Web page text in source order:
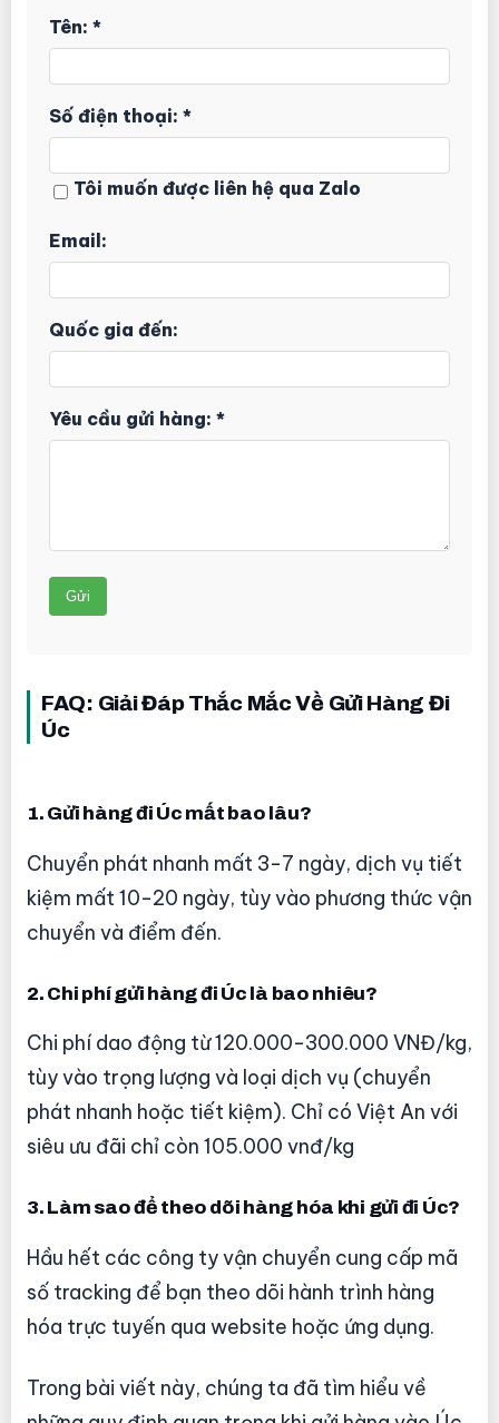
Tên: *
Số điện thoại: *
Tôi muốn được liên hệ qua Zalo
Email:
Quốc gia đến:
Yêu cầu gửi hàng: *
FAQ: Giải Đáp Thắc Mắc Về Gửi Hàng Đi
Úc
1. Gửi hàng đi Úc mất bao lâu?
Chuyển phát nhanh mất 3-7 ngày, dịch vụ tiết
kiệm mất 10-20 ngày, tùy vào phương thức vận
chuyển và điểm đến.
2. Chi phí gửi hàng đi Úc là bao nhiêu?
Chi phí dao động từ 120.000-300.000 VNĐ/kg,
tùy vào trọng lượng và loại dịch vụ (chuyển
phát nhanh hoặc tiết kiệm). Chỉ có Việt An với
siêu ưu đãi chỉ còn 105.000 vnđ/kg
3. Làm sao để theo dõi hàng hóa khi gửi đi Úc?
Hầu hết các công ty vận chuyển cung cấp mã
số tracking để bạn theo dõi hành trình hàng
hóa trực tuyến qua website hoặc ứng dụng.
Trong bài viết này, chúng ta đã tìm hiểu về